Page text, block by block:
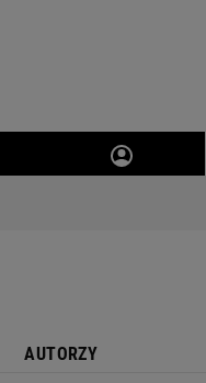
AUTORZY